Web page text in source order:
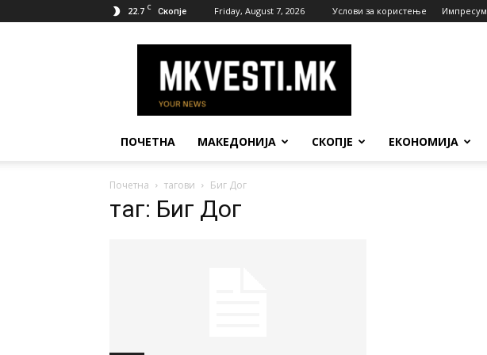
22.7 C Скопје Friday, August 7, 2026 Услови за користење Импресум
Вести
ПОЧЕТНА МАКЕДОНИЈА СКОПЈЕ ЕКОНОМИЈА
Почетна тагови Биг Дог
таг: Биг Дог